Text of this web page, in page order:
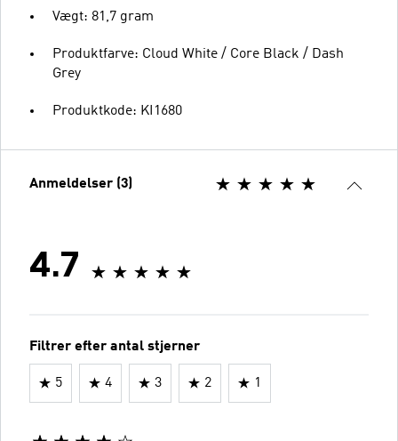
Vægt: 81,7 gram
Produktfarve: Cloud White / Core Black / Dash
Grey
Produktkode: KI1680
Anmeldelser (3)
4.7
Filtrer efter antal stjerner
5 4 3 2 1